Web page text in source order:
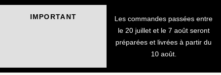
IMPORTANT
Les commandes passées entre
le 20 juillet et le 7 août seront
préparées et livrées à partir du
10 août.